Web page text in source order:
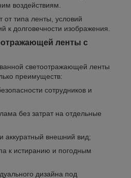
воздействиям.
от типа ленты, условий
к долговечности изображения.
ленты с
светоотражающей ленты
преимуществ:
сотрудников и
без затрат на отдельные
аккуратный внешний вид;
к истиранию и погодным
дизайна под